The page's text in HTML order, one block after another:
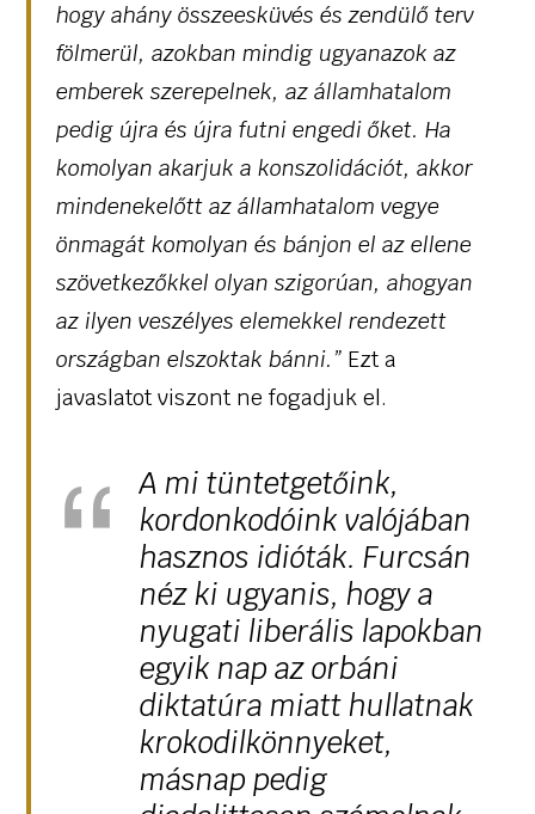
hogy ahány összeesküvés és zendülő terv
fölmerül, azokban mindig ugyanazok az
emberek szerepelnek, az államhatalom
pedig újra és újra futni engedi őket. Ha
komolyan akarjuk a konszolidációt, akkor
mindenekelőtt az államhatalom vegye
önmagát komolyan és bánjon el az ellene
szövetkezőkkel olyan szigorúan, ahogyan
az ilyen veszélyes elemekkel rendezett
országban elszoktak bánni.” Ezt a
javaslatot viszont ne fogadjuk el.
A mi tüntetgetőink,
kordonkodóink valójában
hasznos idióták. Furcsán
néz ki ugyanis, hogy a
nyugati liberális lapokban
egyik nap az orbáni
diktatúra miatt hullatnak
krokodilkönnyeket,
másnap pedig